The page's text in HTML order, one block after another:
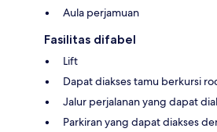
Aula perjamuan
Fasilitas difabel
Lift
Dapat diakses tamu berkursi
Jalur perjalanan yang dapat
Parkiran yang dapat diakses